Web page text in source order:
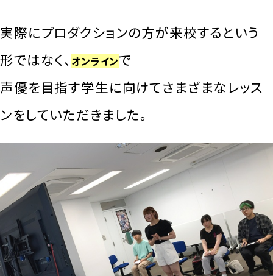
実際にプロダクションの方が来校するという
形ではなく、オンラインで
声優を目指す学生に向けてさまざまなレッス
ンをしていただきました。